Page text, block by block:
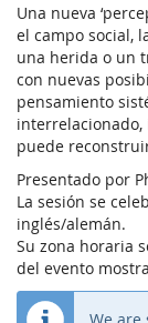
Una nueva
el campo social,
una herida o un
con nuevas
pensamiento
puede
Presentado por
La sesión se
inglés/alemán.
Su zona horaria
del evento